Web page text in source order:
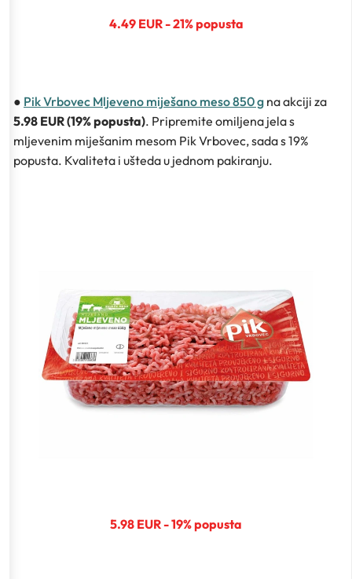
4.49 EUR - 21% popusta
● Pik Vrbovec Mljeveno miješano meso 850 g na akciji za
5.98 EUR (19% popusta). Pripremite omiljena jela s
mljevenim miješanim mesom Pik Vrbovec, sada s 19%
popusta. Kvaliteta i ušteda u jednom pakiranju.
5.98 EUR - 19% popusta